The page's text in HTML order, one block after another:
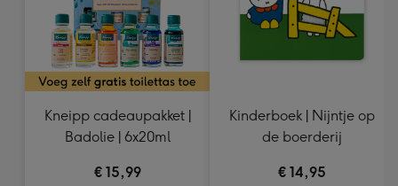
Kneipp cadeaupakket |
Badolie | 6x20ml
€ 15,99
Kinderboek | Nijntje op
de boerderij
€ 14,95